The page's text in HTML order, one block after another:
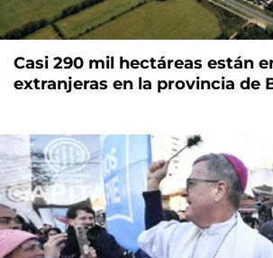
Casi 290 mil hectáreas están
extranjeras en la provincia de